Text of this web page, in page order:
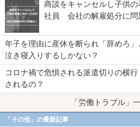
商談をキャンセルし子供
社員 会社の解雇処分に問
年子を理由に産休を断られ「辞めろ
泣き寝入りするしかない？
コロナ禍で危惧される派遣切りの横
されるの？
「労働トラブル」
「その他」の最新記事